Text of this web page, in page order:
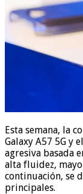
Esta semana, la
Galaxy A57 5G y
agresiva basada
alta fluidez,
continuación, se
principales.